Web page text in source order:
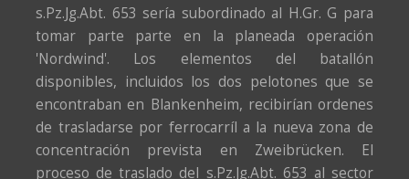
s.Pz.Jg.Abt. 653 sería subordinado al H.Gr. G para
tomar parte parte en la planeada operación
'Nordwind'. Los elementos del batallón
disponibles, incluidos los dos pelotones que se
encontraban en Blankenheim, recibirían ordenes
de trasladarse por ferrocarríl a la nueva zona de
concentración prevista en Zweibrücken. El
proceso de traslado del s.Pz.Jg.Abt. 653 al sector